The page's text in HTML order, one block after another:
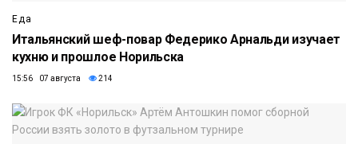
Еда
Итальянский шеф-повар Федерико Арнальди изучает
кухню и прошлое Норильска
15:56 07 августа 214